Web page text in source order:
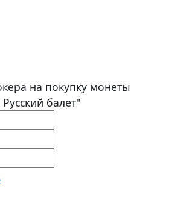
на покупку монеты
балет"